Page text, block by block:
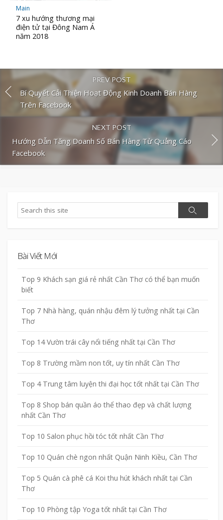
Main
7 xu hướng thương mại
điện tử tại Đông Nam Á
năm 2018
PREV POST
Bí Quyết Cải Thiện Hoạt Động Kinh Doanh Bán Hàng
Trên Facebook
NEXT POST
Hướng Dẫn Tăng Doanh Số Bán Hàng Từ Quảng Cáo
Facebook
Search
Search
Bài Viết Mới
Top 9 Khách sạn giá rẻ nhất Cần Thơ có thể bạn muốn
biết
Top 7 Nhà hàng, quán nhậu đêm lý tưởng nhất tại Cần
Thơ
Top 14 Vườn trái cây nổi tiếng nhất tại Cần Thơ
Top 8 Trường mầm non tốt, uy tín nhất Cần Thơ
Top 4 Trung tâm luyện thi đại học tốt nhất tại Cần Thơ
Top 8 Shop bán quần áo thể thao đẹp và chất lượng
nhất Cần Thơ
Top 10 Salon phục hồi tóc tốt nhất Cần Thơ
Top 10 Quán chè ngon nhất Quận Ninh Kiều, Cần Thơ
Top 5 Quán cà phê cá Koi thu hút khách nhất tại Cần
Thơ
Top 10 Phòng tập Yoga tốt nhất tại Cần Thơ